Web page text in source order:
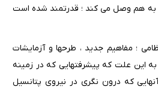
به هم وصل می کند ؛ قدرتمند شده است
؛ مفاهیم جدید ، طرحها و آزمایشات
به این علت که پیشرفتهایی که در زمینه
که درون نگری در نیروی پتانسیل